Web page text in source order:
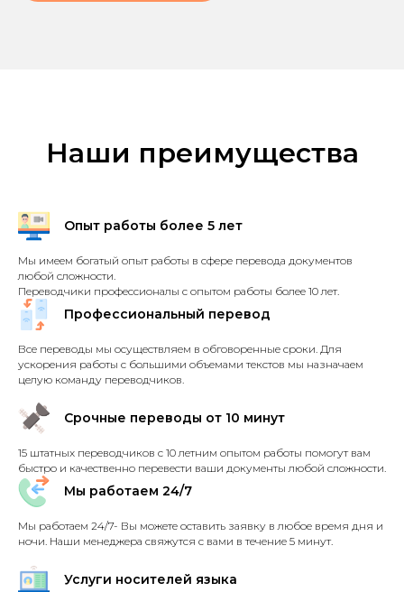
Наши преимущества
Опыт работы более 5 лет
Мы имеем богатый опыт работы в сфере перевода документов
любой сложности.
Переводчики профессионалы с опытом работы более 10 лет.
Профессиональный перевод
Все переводы мы осуществляем в обговоренные сроки. Для
ускорения работы с большими объемами текстов мы назначаем
целую команду переводчиков.
Срочные переводы от 10 минут
15 штатных переводчиков с 10 летним опытом работы помогут вам
быстро и качественно перевести ваши документы любой сложности.
Мы работаем 24/7
Мы работаем 24/7- Вы можете оставить заявку в любое время дня и
ночи. Наши менеджера свяжутся с вами в течение 5 минут.
Услуги носителей языка